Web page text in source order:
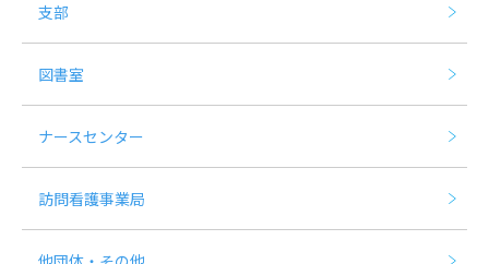
支部
図書室
ナースセンター
訪問看護事業局